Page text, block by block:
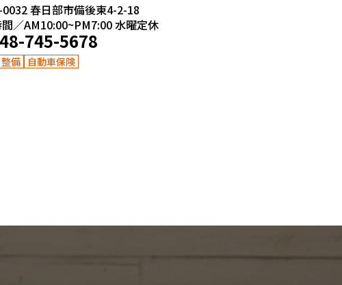
春日部市備後東4-2-18
／AM10:00~PM7:00水曜定休
745-5678
整備 自動車保険